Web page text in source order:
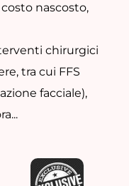
nascosto,
chirurgici
tra cui FFS
facciale),